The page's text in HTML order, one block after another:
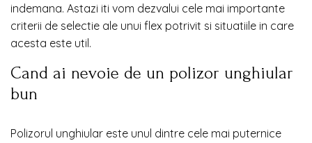
indemana. Astazi iti vom dezvalui cele mai importante
criterii de selectie ale unui flex potrivit si situatiile in care
acesta este util.
Cand ai nevoie de un polizor unghiular
bun
Polizorul unghiular este unul dintre cele mai puternice